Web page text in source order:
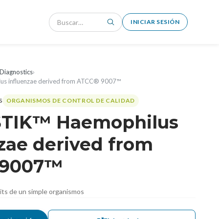
INICIAR SESIÓN
›
influenzae derived from ATCC® 9007™
ORGANISMOS DE CONTROL DE CALIDAD
Haemophilus
derived from
de un simple organismos